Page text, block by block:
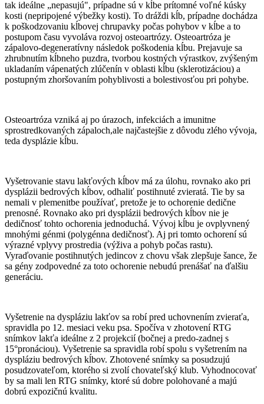
tak ideálne „nepasujú", prípadne sú v kĺbe prítomné voľné kúsky
kosti (nepripojené výbežky kosti). To dráždi kĺb, prípadne dochádza
k poškodzovaniu kĺbovej chrupavky počas pohybov v kĺbe a to
postupom času vyvoláva rozvoj osteoartrózy. Osteoartróza je
zápalovo-degeneratívny následok poškodenia kĺbu. Prejavuje sa
zhrubnutím kĺbneho puzdra, tvorbou kostných výrastkov, zvýšeným
ukladaním vápenatých zlúčenín v oblasti kĺbu (sklerotizáciou) a
postupným zhoršovaním pohyblivosti a bolestivosťou pri pohybe.
Osteoartróza vzniká aj po úrazoch, infekciách a imunitne
sprostredkovaných zápaloch,ale najčastejšie z dôvodu zlého vývoja,
teda dysplázie kĺbu.
Vyšetrovanie stavu lakťových kĺbov má za úlohu, rovnako ako pri
dysplázii bedrových kĺbov, odhaliť postihnuté zvieratá. Tie by sa
nemali v plemenitbe používať, pretože je to ochorenie dedične
prenosné. Rovnako ako pri dysplázii bedrových kĺbov nie je
dedičnosť tohto ochorenia jednoduchá. Vývoj kĺbu je ovplyvnený
mnohými génmi (polygénna dedičnosť). Aj pri tomto ochorení sú
výrazné vplyvy prostredia (výživa a pohyb počas rastu).
Vyraďovanie postihnutých jedincov z chovu však zlepšuje šance, že
sa gény zodpovedné za toto ochorenie nebudú prenášať na ďalšiu
generáciu.
Vyšetrenie na dyspláziu lakťov sa robí pred uchovnením zvieraťa,
spravidla po 12. mesiaci veku psa. Spočíva v zhotovení RTG
snímkov lakťa ideálne z 2 projekcií (bočnej a predo-zadnej s
15°pronáciou). Vyšetrenie sa spravidla robí spolu s vyšetrením na
dyspláziu bedrových kĺbov. Zhotovené snímky sa posudzujú
posudzovateľom, ktorého si zvolí chovateľský klub. Vyhodnocovať
by sa mali len RTG snímky, ktoré sú dobre polohované a majú
dobrú expozičnú kvalitu.